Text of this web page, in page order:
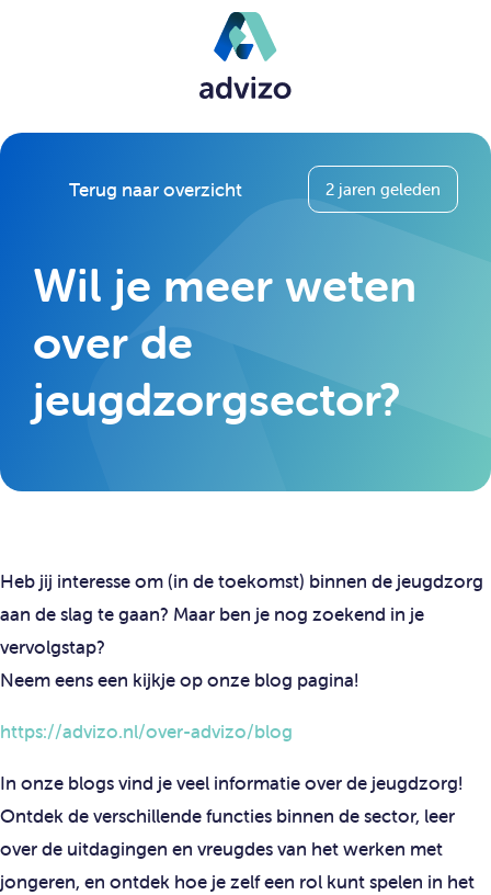
Terug naar overzicht 2 jaren geleden
Wil je meer weten
over de
jeugdzorgsector?
Heb jij interesse om (in de toekomst) binnen de jeugdzorg
aan de slag te gaan? Maar ben je nog zoekend in je
vervolgstap?
Neem eens een kijkje op onze blog pagina!
https://advizo.nl/over-advizo/blog
In onze blogs vind je veel informatie over de jeugdzorg!
Ontdek de verschillende functies binnen de sector, leer
over de uitdagingen en vreugdes van het werken met
jongeren, en ontdek hoe je zelf een rol kunt spelen in het